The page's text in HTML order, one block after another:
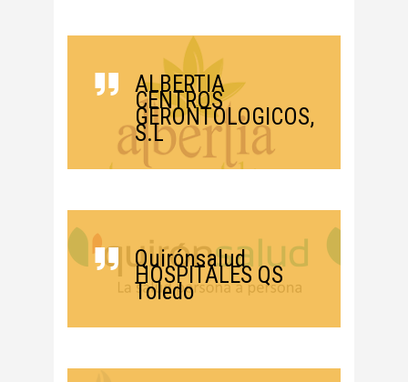
ALBERTIA
CENTROS
GERONTOLOGICOS,
S.L
Quirónsalud
HOSPITALES QS
Toledo